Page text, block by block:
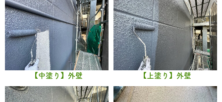
【中塗り】外壁 【上塗り】外壁